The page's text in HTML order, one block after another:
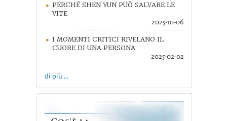
PERCHÉ SHEN YUN PUÒ SALVARE LE
VITE
2025-10-06
I MOMENTI CRITICI RIVELANO IL
CUORE DI UNA PERSONA
2025-02-02
di più ...